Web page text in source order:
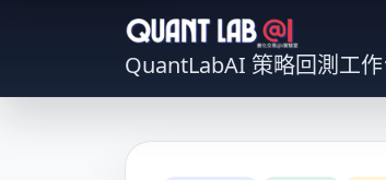
QuantLabAI 策略回測工